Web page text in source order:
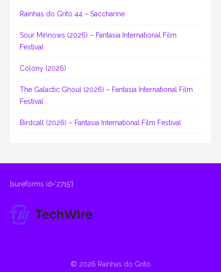
Rainhas do Grito 44 – Saccharine
Sour Minnows (2026) – Fantasia International Film
Festival
Colony (2026)
The Galactic Ghoul (2026) – Fantasia International Film
Festival
Birdcall (2026) – Fantasia International Film Festival
[sureforms id='2715']
© 2026 Rainhas do Grito